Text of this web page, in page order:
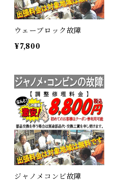
ウェーブロック故障
¥7,800
ジャノメコンビ故障